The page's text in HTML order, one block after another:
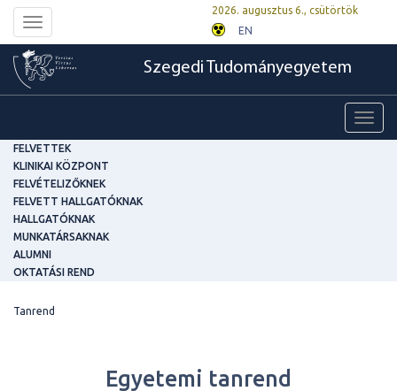
Toggle
navigation
2026. augusztus 6., csütörtök
EN
Szegedi Tudományegyetem
FELVETTEK
KLINIKAI KÖZPONT
FELVÉTELIZŐKNEK
FELVETT HALLGATÓKNAK
HALLGATÓKNAK
MUNKATÁRSAKNAK
ALUMNI
OKTATÁSI REND
Tanrend
Egyetemi tanrend